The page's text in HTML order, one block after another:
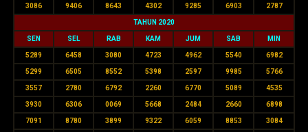
3086 9406 8643 4302 9285 6903 2787
TAHUN 2020
SEN SEL RAB KAM JUM SAB MIN
5289 6458 3080 4723 4962 5540 6982
5299 6505 8552 5398 2597 9985 5766
3557 2780 6792 2260 6770 5089 4535
3930 6306 0069 5668 2484 2660 6898
7091 8780 3899 9322 6059 8853 3084